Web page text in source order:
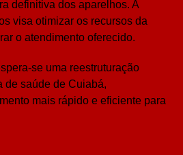
definitiva dos aparelhos. A
visa otimizar os recursos da
o atendimento oferecido.
se uma reestruturação
de saúde de Cuiabá,
mais rápido e eficiente para